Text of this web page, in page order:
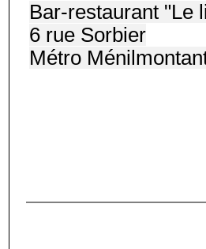
Bar-restaurant "Le
6 rue Sorbier
Métro